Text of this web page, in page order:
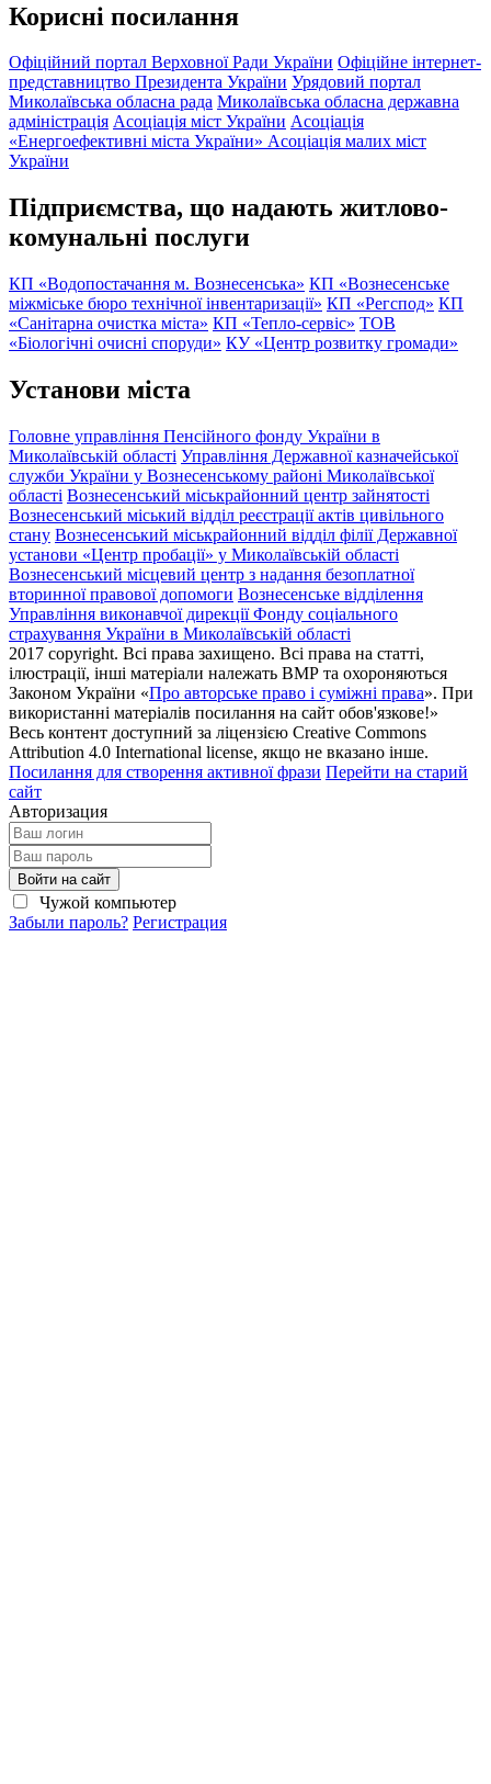
Корисні посилання
Офіційний портал Верховної Ради України Офіційне інтернет-
представництво Президента України Урядовий портал
Миколаївська обласна рада Миколаївська обласна державна
адміністрація Асоціація міст України Асоціація
«Енергоефективні міста України» Асоціація малих міст
України
Підприємства, що надають житлово-
комунальні послуги
КП «Водопостачання м. Вознесенська» КП «Вознесенське
міжміське бюро технічної інвентаризації» КП «Регспод» КП
«Санітарна очистка міста» КП «Тепло-сервіс» ТОВ
«Біологічні очисні споруди» КУ «Центр розвитку громади»
Установи міста
Головне управління Пенсійного фонду України в
Миколаївській області Управління Державної казначейської
служби України у Вознесенському районі Миколаївської
області Вознесенський міськрайонний центр зайнятості
Вознесенський міський відділ реєстрації актів цивільного
стану Вознесенський міськрайонний відділ філії Державної
установи «Центр пробації» у Миколаївській області
Вознесенський місцевий центр з надання безоплатної
вторинної правової допомоги Вознесенське відділення
Управління виконавчої дирекції Фонду соціального
страхування України в Миколаївській області
2017 copyright. Всі права захищено. Всі права на статті,
ілюстрації, інші матеріали належать ВМР та охороняються
Законом України «Про авторське право і суміжні права». При
використанні матеріалів посилання на сайт обов'язкове!»
Весь контент доступний за ліцензією Creative Commons
Attribution 4.0 International license, якщо не вказано інше.
Посилання для створення активної фрази Перейти на старий
сайт
Авторизация
Войти на сайт
Чужой компьютер
Забыли пароль? Регистрация